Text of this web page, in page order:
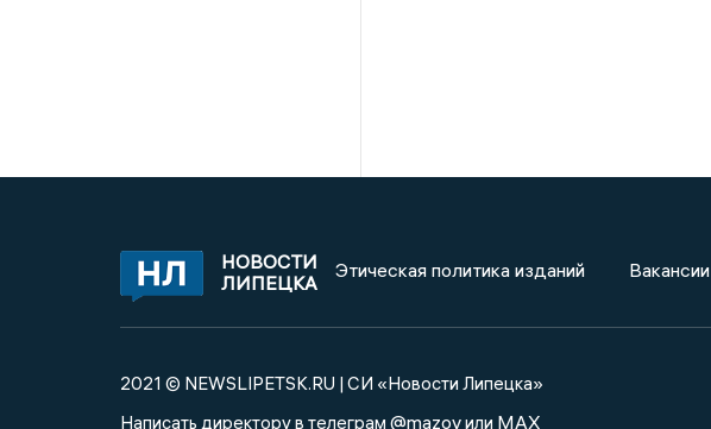
НОВОСТИ
ЛИПЕЦКА
Этическая политика изданий Вакансии
2021 © NEWSLIPETSK.RU | СИ «Новости Липецка»
Написать директору в телеграм @mazovили MAX